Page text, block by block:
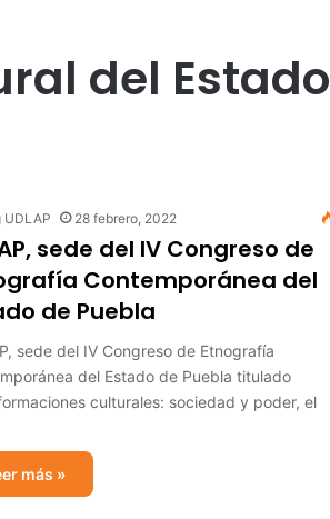
del Estado
UDLAP 28 febrero, 2022
sede del IV Congreso de
Contemporánea del
de Puebla
sede del IV Congreso de Etnografía
del Estado de Puebla titulado
culturales: sociedad y poder, el
más »